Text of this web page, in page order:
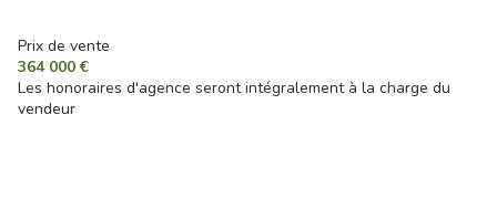
Prix de vente
364 000 €
Les honoraires d'agence seront intégralement à la charge du
vendeur